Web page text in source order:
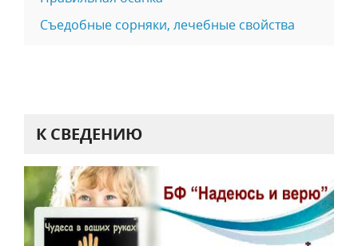
Съедобные сорняки, лечебные свойства
К СВЕДЕНИЮ